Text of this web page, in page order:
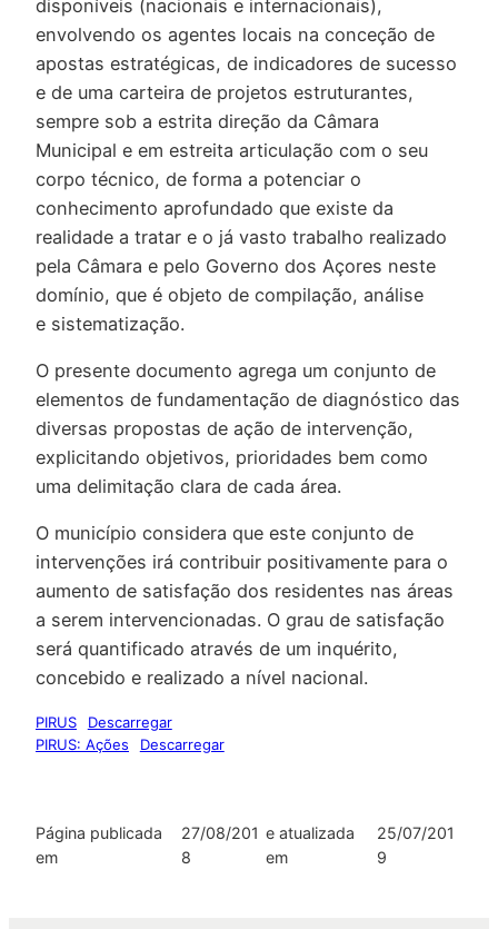
disponíveis (nacionais e internacionais),
envolvendo os agentes locais na conceção de
apostas estratégicas, de indicadores de sucesso
e de uma carteira de projetos estruturantes,
sempre sob a estrita direção da Câmara
Municipal e em estreita articulação com o seu
corpo técnico, de forma a potenciar o
conhecimento aprofundado que existe da
realidade a tratar e o já vasto trabalho realizado
pela Câmara e pelo Governo dos Açores neste
domínio, que é objeto de compilação, análise
e sistematização.
O presente documento agrega um conjunto de
elementos de fundamentação de diagnóstico das
diversas propostas de ação de intervenção,
explicitando objetivos, prioridades bem como
uma delimitação clara de cada área.
O município considera que este conjunto de
intervenções irá contribuir positivamente para o
aumento de satisfação dos residentes nas áreas
a serem intervencionadas. O grau de satisfação
será quantificado através de um inquérito,
concebido e realizado a nível nacional.
PIRUS
Descarregar
PIRUS: Ações
Descarregar
Página publicada
em
27/08/201
8
e atualizada
em
25/07/201
9